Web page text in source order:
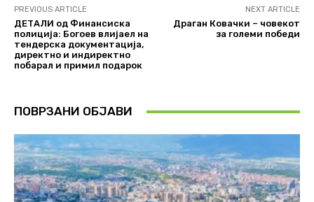
PREVIOUS ARTICLE
ДЕТАЛИ од Финансиска
полиција: Богоев влијаел на
тендерска документација,
директно и индиректно
побарал и примил подарок
NEXT ARTICLE
Драган Ковачки – човекот
за големи победи
ПОВРЗАНИ ОБЈАВИ